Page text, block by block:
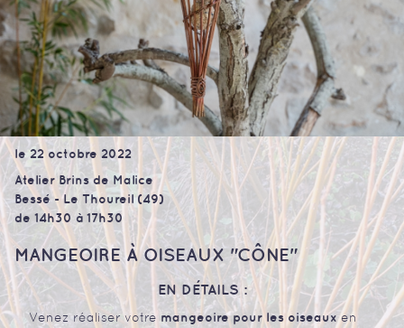
le 22 octobre 2022
Atelier Brins de Malice
Bessé - Le Thoureil (49)
de 14h30 à 17h30
MANGEOIRE À OISEAUX "CÔNE"
EN DÉTAILS :
Venez réaliser votre mangeoire pour les oiseauxen